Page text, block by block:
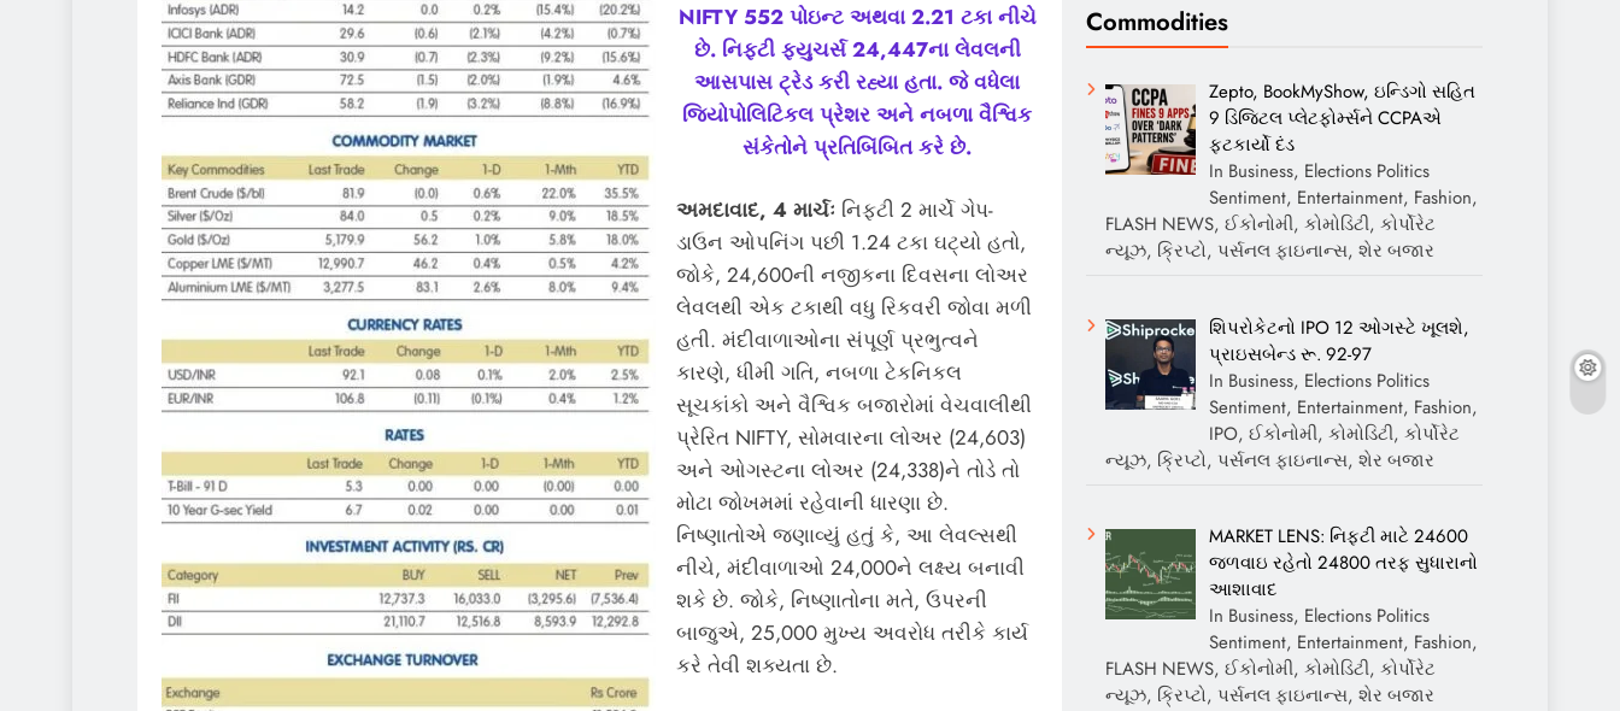
NIFTY 552 પોઇન્ટ અથવા 2.21 ટકા નીચે
છે. નિફ્ટી ફ્યુચર્સ 24,447ના લેવલની
આસપાસ ટ્રેડ કરી રહ્યા હતા. જે વધેલા
જિયોપોલિટિકલ પ્રેશર અને નબળા વૈશ્વિક
સંકેતોને પ્રતિબિંબિત કરે છે.
અમદાવાદ, 4 માર્ચઃ નિફ્ટી 2 માર્ચે ગેપ-
ડાઉન ઓપનિંગ પછી 1.24 ટકા ઘટ્યો હતો,
જોકે, 24,600ની નજીકના દિવસના લોઅર
લેવલથી એક ટકાથી વધુ રિકવરી જોવા મળી
હતી. મંદીવાળાઓના સંપૂર્ણ પ્રભુત્વને
કારણે, ધીમી ગતિ, નબળા ટેકનિકલ
સૂચકાંકો અને વૈશ્વિક બજારોમાં વેચવાલીથી
પ્રેરિત NIFTY, સોમવારના લોઅર (24,603)
અને ઓગસ્ટના લોઅર (24,338)ને તોડે તો
મોટા જોખમમાં રહેવાની ધારણા છે.
નિષ્ણાતોએ જણાવ્યું હતું કે, આ લેવલ્સથી
નીચે, મંદીવાળાઓ 24,000ને લક્ષ્ય બનાવી
શકે છે. જોકે, નિષ્ણાતોના મતે, ઉપરની
બાજુએ, 25,000 મુખ્ય અવરોધ તરીકે કાર્ય
કરે તેવી શક્યતા છે.
Commodities
Zepto, BookMyShow, ઇન્ડિગો સહિત
9 ડિજિટલ પ્લેટફોર્મ્સને CCPAએ
ફટકાર્યો દંડ
In Business, Elections Politics
Sentiment, Entertainment, Fashion,
FLASH NEWS, ઈકોનોમી, કોમોડિટી, કોર્પોરેટ
ન્યૂઝ, ક્રિપ્ટો, પર્સનલ ફાઇનાન્સ, શેર બજાર
શિપરોકેટનો IPO 12 ઓગસ્ટે ખૂલશે,
પ્રાઇસબેન્ડ રૂ. 92-97
In Business, Elections Politics
Sentiment, Entertainment, Fashion,
IPO, ઈકોનોમી, કોમોડિટી, કોર્પોરેટ
ન્યૂઝ, ક્રિપ્ટો, પર્સનલ ફાઇનાન્સ, શેર બજાર
MARKET LENS: નિફ્ટી માટે 24600
જળવાઇ રહેતો 24800 તરફ સુધારાનો
આશાવાદ
In Business, Elections Politics
Sentiment, Entertainment, Fashion,
FLASH NEWS, ઈકોનોમી, કોમોડિટી, કોર્પોરેટ
ન્યૂઝ, ક્રિપ્ટો, પર્સનલ ફાઇનાન્સ, શેર બજાર